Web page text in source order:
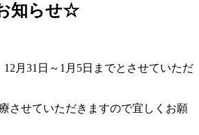
知らせ☆
月31日～1月5日までとさせていただ
させていただきますので宜しくお願